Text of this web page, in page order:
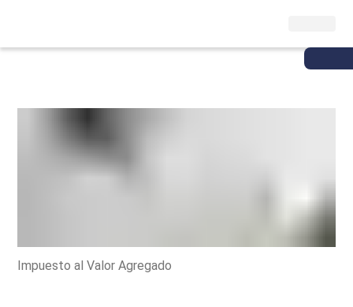
Impuesto al Valor Agregado